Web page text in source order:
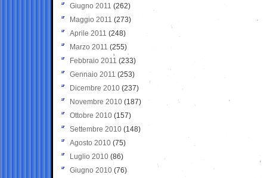
Giugno 2011 (262)
Maggio 2011 (273)
Aprile 2011 (248)
Marzo 2011 (255)
Febbraio 2011 (233)
Gennaio 2011 (253)
Dicembre 2010 (237)
Novembre 2010 (187)
Ottobre 2010 (157)
Settembre 2010 (148)
Agosto 2010 (75)
Luglio 2010 (86)
Giugno 2010 (76)